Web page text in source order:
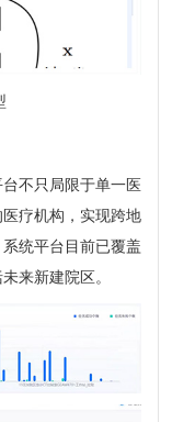
不只局限于单一医
疗机构，实现跨地
统平台目前已覆盖
来新建院区。